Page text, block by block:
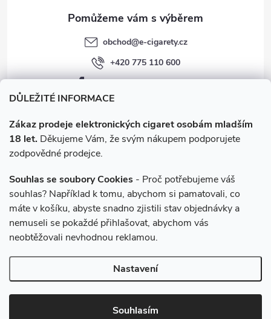
DŮLEŽITÉ INFORMACE
Zákaz prodeje elektronických cigaret osobám mladším
18 let. Děkujeme Vám, že svým nákupem podporujete
zodpovědné prodejce.
Souhlas se soubory Cookies - Proč potřebujeme váš
souhlas? Například k tomu, abychom si pamatovali, co
máte v košíku, abyste snadno zjistili stav objednávky a
nemuseli se pokaždé přihlašovat, abychom vás
neobtěžovali nevhodnou reklamou.
Nastavení
Souhlasím
obchod@e-cigarety.cz
+420 775 110 600
facebook.com/e-cigarety.cz
Instagram
Vytvořil Shoptet
e-cigarety.cz. Všechna práva vyhrazena.
nastavení cookies